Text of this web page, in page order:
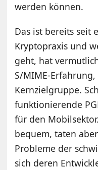
werden können.
Das ist bereits seit
Kryptopraxis und
geht, hat
S/MIME-
Kernzielgruppe.
funktionierende
für den
bequem, taten
Probleme der
sich deren